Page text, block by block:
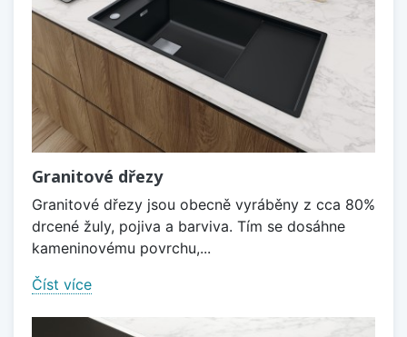
Granitové dřezy
Granitové dřezy jsou obecně vyráběny z cca 80%
drcené žuly, pojiva a barviva. Tím se dosáhne
kameninovému povrchu,...
Číst více